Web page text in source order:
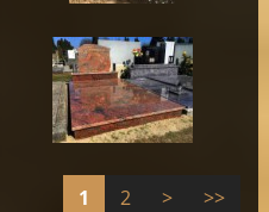
1 2 > >>